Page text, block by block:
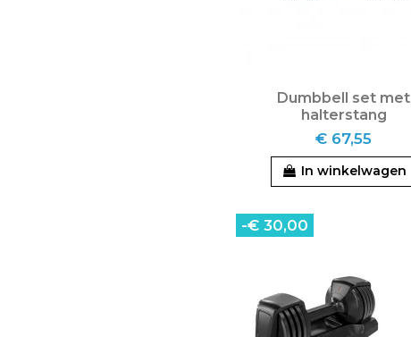
Dumbbell set met
halterstang
€ 67,55
In winkelwagen
-€ 30,00